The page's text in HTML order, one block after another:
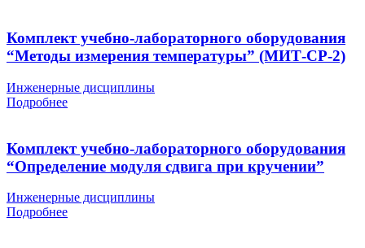
Комплект учебно-лабораторного оборудования
“Методы измерения температуры” (МИТ-СР-2)
Инженерные дисциплины
Подробнее
Комплект учебно-лабораторного оборудования
“Определение модуля сдвига при кручении”
Инженерные дисциплины
Подробнее